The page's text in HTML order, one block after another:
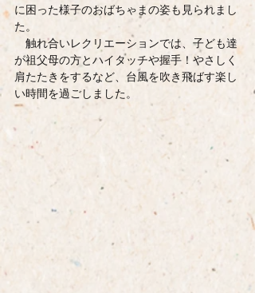
に困った様子のおばちゃまの姿も見られまし
た。
触れ合いレクリエーションでは、子ども達
が祖父母の方とハイタッチや握手！やさしく
肩たたきをするなど、台風を吹き飛ばす楽し
い時間を過ごしました。